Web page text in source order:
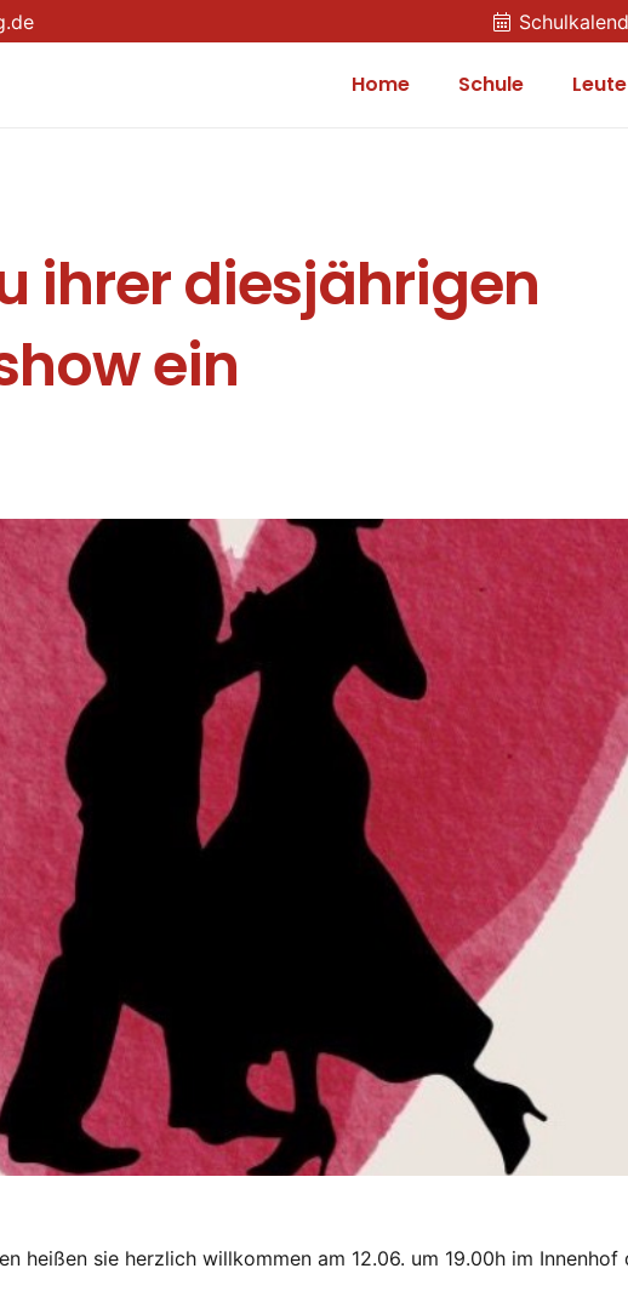
Home Schule Leute
ihrer diesjährigen
ein
heißen sie herzlich willkommen am 12.06. um 19.00h im